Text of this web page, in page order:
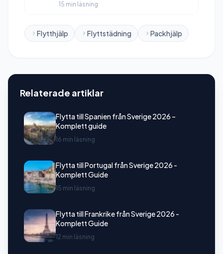
15 min läsning
Flytthjälp Flyttstädning Packhjälp
Relaterade artiklar
Flytta till Spanien från Sverige 2026 –
Komplett guide
16 min läsning
Flytta till Portugal från Sverige 2026 -
Komplett Guide
15 min läsning
Flytta till Frankrike från Sverige 2026 -
Komplett Guide
12 min läsning